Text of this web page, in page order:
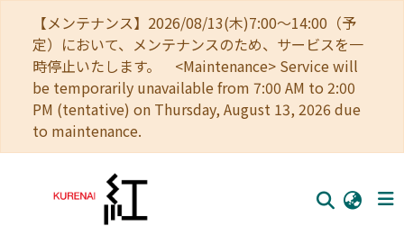
【メンテナンス】2026/08/13(木)7:00～14:00（予
定）において、メンテナンスのため、サービスを一
時停止いたします。 <Maintenance> Service will
be temporarily unavailable from 7:00 AM to 2:00
PM (tentative) on Thursday, August 13, 2026 due
to maintenance.